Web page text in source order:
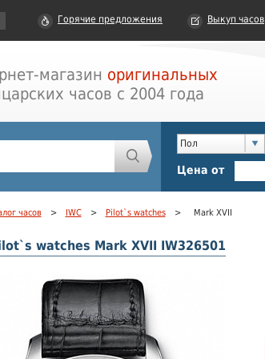
Горячие предложения Выкуп часов
магазин оригинальных
часов с 2004 года
Пол
Цена от
часов > IWC > Pilot`s watches > Mark XVII
watches Mark XVII IW326501